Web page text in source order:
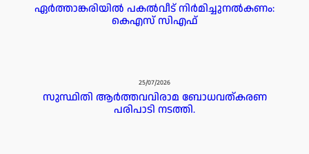
ഏർത്താങ്കരിയിൽ പകൽവീട് നിർമിച്ചുനൽകണം:
കെഎസ് സിഎഫ്
25/07/2026
സുസ്ഥിതി ആർത്തവവിരാമ ബോധവത്കരണ
പരിപാടി നടത്തി.